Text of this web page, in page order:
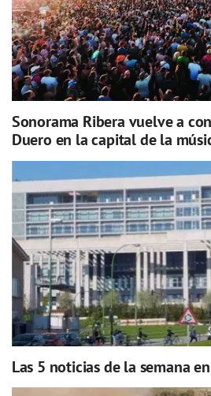
Sonorama Ribera vuelve a
Duero en la capital de la
Las 5 noticias de la semana